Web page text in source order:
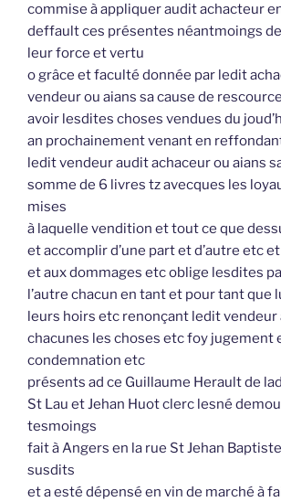
commise à appliquer audit achacteur
deffault ces présentes néantmoings
leur force et vertu
o grâce et faculté donnée par ledit
vendeur ou aians sa cause de
avoir lesdites choses vendues du
an prochainement venant en
ledit vendeur audit achaceur ou aians
somme de 6 livres tz avecques les
mises
à laquelle vendition et tout ce que
et accomplir d’une part et d’autre etc
et aux dommages etc oblige lesdites
l’autre chacun en tant et pour tant que
leurs hoirs etc renonçant ledit
chacunes les choses etc foy jugement
condemnation etc
présents ad ce Guillaume Herault de
St Lau et Jehan Huot clerc lesné
tesmoings
fait à Angers en la rue St Jehan
susdits
et a esté dépensé en vin de marché à